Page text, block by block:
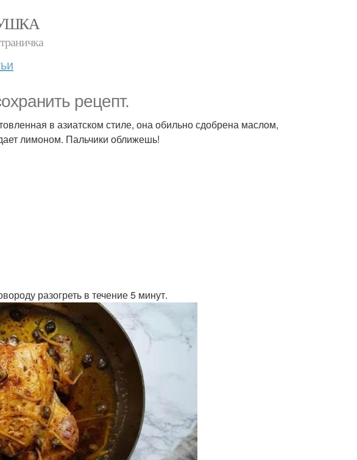
рецепт.
в азиатском стиле, она обильно сдобрена маслом,
лимоном. Пальчики оближешь!
разогреть в течение 5 минут.